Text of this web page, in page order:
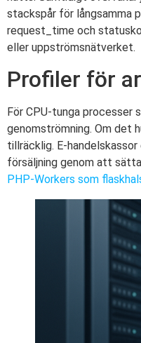
stackspår för långsamma
request_time och
eller uppströmsnätverket.
Profiler för
För CPU-tunga processer
genomströmning. Om det
tillräcklig. E-
försäljning genom att
PHP-Workers som